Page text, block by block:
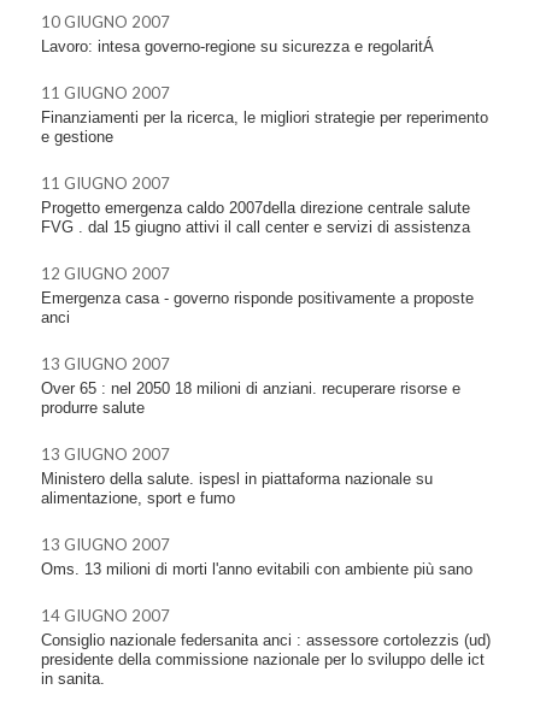
10 GIUGNO 2007
Lavoro: intesa governo-regione su sicurezza e regolaritÁ
11 GIUGNO 2007
Finanziamenti per la ricerca, le migliori strategie per reperimento
e gestione
11 GIUGNO 2007
Progetto emergenza caldo 2007della direzione centrale salute
FVG . dal 15 giugno attivi il call center e servizi di assistenza
12 GIUGNO 2007
Emergenza casa - governo risponde positivamente a proposte
anci
13 GIUGNO 2007
Over 65 : nel 2050 18 milioni di anziani. recuperare risorse e
produrre salute
13 GIUGNO 2007
Ministero della salute. ispesl in piattaforma nazionale su
alimentazione, sport e fumo
13 GIUGNO 2007
Oms. 13 milioni di morti l'anno evitabili con ambiente più sano
14 GIUGNO 2007
Consiglio nazionale federsanita anci : assessore cortolezzis (ud)
presidente della commissione nazionale per lo sviluppo delle ict
in sanita.